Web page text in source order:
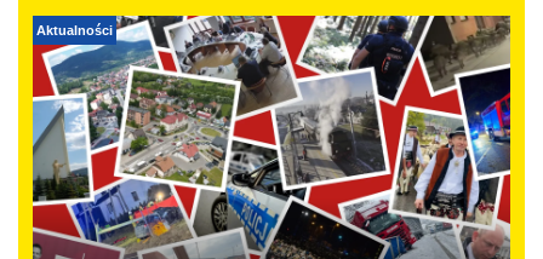
Aktualności